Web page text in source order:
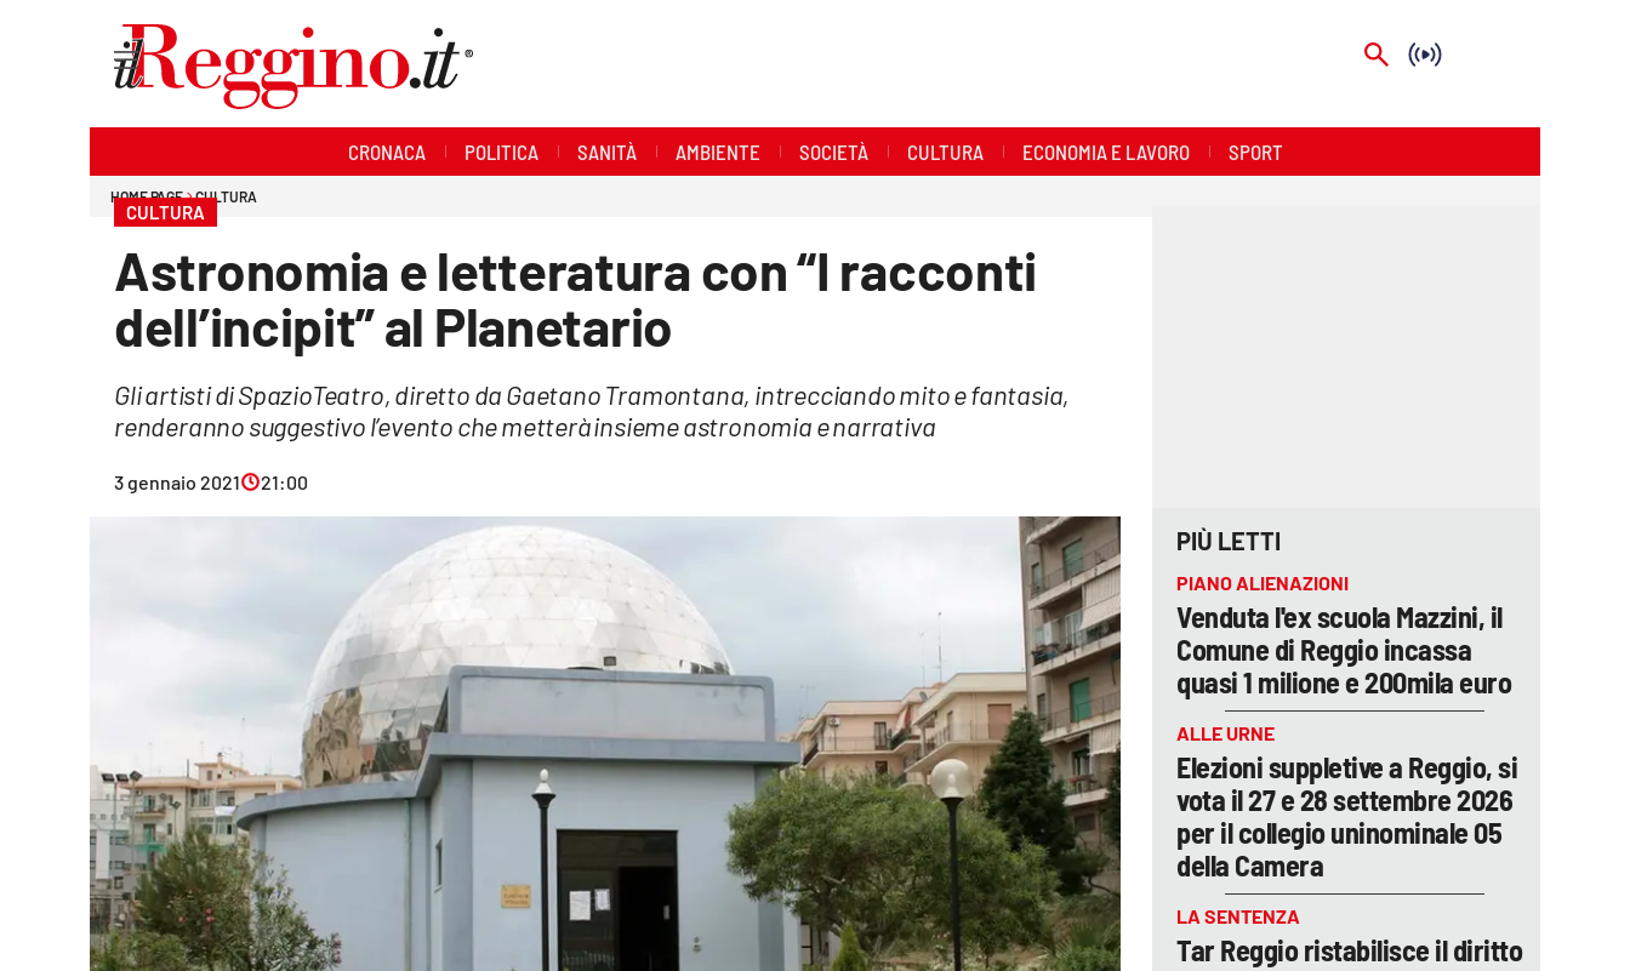
Lac Network
CRONACA POLITICA SANITÀ AMBIENTE SOCIETÀ CULTURA ECONOMIA E LAVORO SPORT
HOME PAGE CULTURA
CULTURA
Astronomia e letteratura con “I racconti
dell’incipit” al Planetario
Gli artisti di SpazioTeatro, diretto da Gaetano Tramontana, intrecciando mito e fantasia,
renderanno suggestivo l’evento che metterà insieme astronomia e narrativa
3 gennaio 2021 21:00
PIÙ LETTI
PIANO ALIENAZIONI
Venduta l'ex scuola Mazzini, il
Comune di Reggio incassa
quasi 1 milione e 200mila euro
ALLE URNE
Elezioni suppletive a Reggio, si
vota il 27 e 28 settembre 2026
per il collegio uninominale 05
della Camera
LA SENTENZA
Tar Reggio ristabilisce il diritto